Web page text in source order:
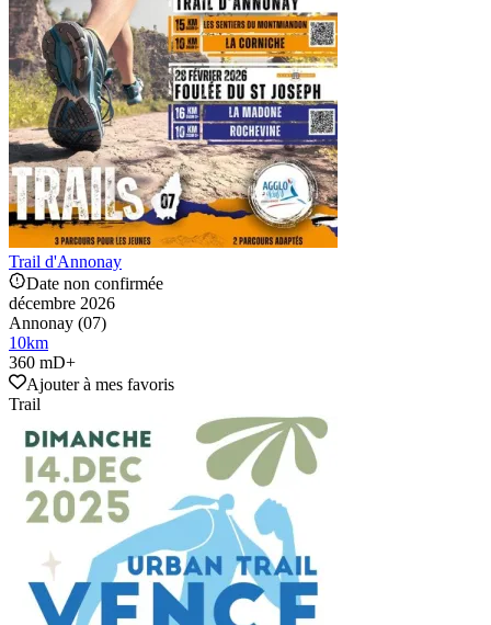
Trail d'Annonay
Date non confirmée
décembre 2026
Annonay (07)
10km
360 mD+
Ajouter à mes favoris
Trail